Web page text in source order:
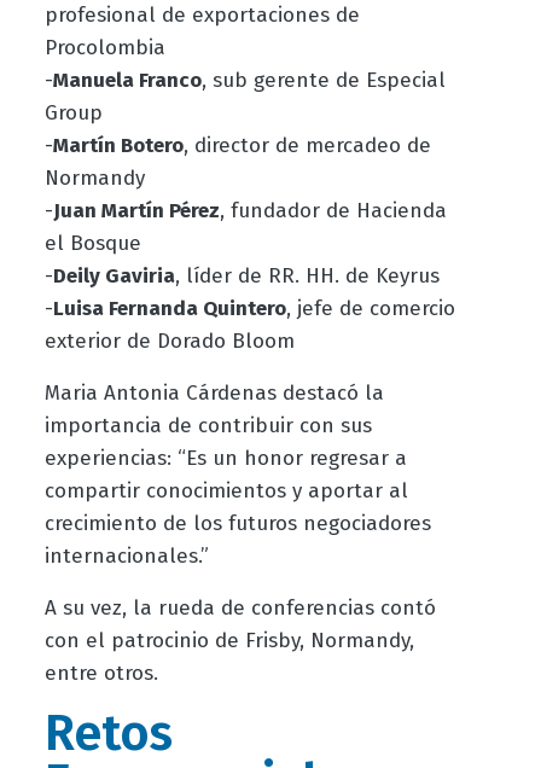
profesional de exportaciones de
Procolombia
-Manuela Franco, sub gerente de Especial
Group
-Martín Botero, director de mercadeo de
Normandy
-Juan Martín Pérez, fundador de Hacienda
el Bosque
-Deily Gaviria, líder de RR. HH. de Keyrus
-Luisa Fernanda Quintero, jefe de comercio
exterior de Dorado Bloom
Maria Antonia Cárdenas destacó la
importancia de contribuir con sus
experiencias: “Es un honor regresar a
compartir conocimientos y aportar al
crecimiento de los futuros negociadores
internacionales.”
A su vez, la rueda de conferencias contó
con el patrocinio de Frisby, Normandy,
entre otros.
Retos